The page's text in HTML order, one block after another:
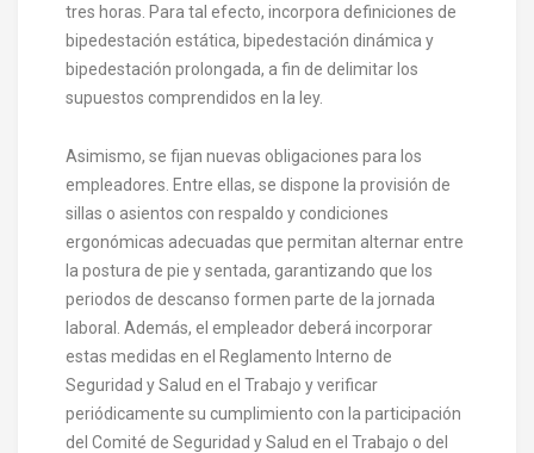
tres horas. Para tal efecto, incorpora definiciones de
bipedestación estática, bipedestación dinámica y
bipedestación prolongada, a fin de delimitar los
supuestos comprendidos en la ley.
Asimismo, se fijan nuevas obligaciones para los
empleadores. Entre ellas, se dispone la provisión de
sillas o asientos con respaldo y condiciones
ergonómicas adecuadas que permitan alternar entre
la postura de pie y sentada, garantizando que los
periodos de descanso formen parte de la jornada
laboral. Además, el empleador deberá incorporar
estas medidas en el Reglamento Interno de
Seguridad y Salud en el Trabajo y verificar
periódicamente su cumplimiento con la participación
del Comité de Seguridad y Salud en el Trabajo o del